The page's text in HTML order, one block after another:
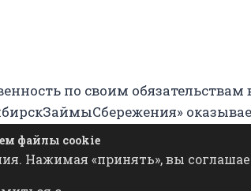
по своим обязательствам
файлы cookie
Нажимая «принять», вы